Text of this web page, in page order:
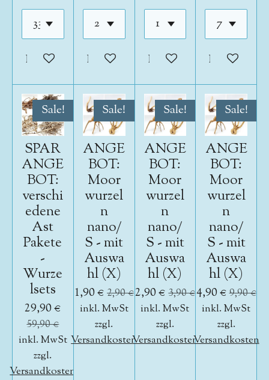
In den WarenkorbIn den WarenkorbIn den Warenkorb
In den
Sale!
SPAR
ANGE
BOT:
verschi
edene
Ast
Pakete
-
Wurze
lsets
29,90 €
59,90 €
inkl. MwSt
zzgl.
Versandkosten
Sale!
ANGE
BOT:
Moor
wurzel
n
nano/
S - mit
Auswa
hl (X)
1,90 € 2,90 €
inkl. MwSt
zzgl.
Versandkosten
Sale!
ANGE
BOT:
Moor
wurzel
n
nano/
S - mit
Auswa
hl (X)
2,90 € 3,90 €
inkl. MwSt
zzgl.
Versandkosten
Sale!
ANGE
BOT:
Moor
wurzel
n
nano/
S - mit
Auswa
hl (X)
4,90 €9,90 €
inkl. MwSt
zzgl.
Versandkosten